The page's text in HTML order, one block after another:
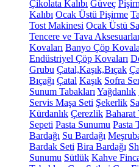
Çikolata Kalıbı Güveç
Kalıbı Ocak Üstü Pişirme
Tost Makinesi Ocak Üstü
Tencere ve Tava
Kovaları Banyo Çöp
Endüstriyel Çöp Kovaları
Grubu Çatal,Kaşık,Bıçak
Bıçağı Çatal Kaşık Sofra
Sunum Tabakları Yağdanlık
Servis Maşa Seti Şekerlik
Kürdanlık Çerezlik Baharat
Sepeti Pasta Sunumu Pasta
Bardağı Su Bardağı
Bardak Seti Bira Bardağı
Sunumu Sütlük Kahve